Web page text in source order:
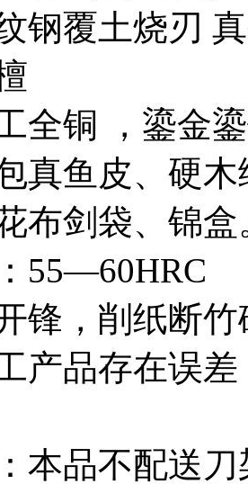
钢覆土烧刃
全铜 ，鎏金
真鱼皮、硬
布剑袋、锦盒
55—60HRC
锋，削纸断竹
产品存在误
本品不配送刀